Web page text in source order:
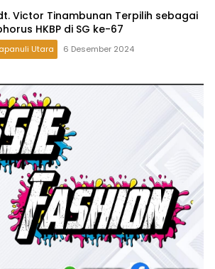
Victor Tinambunan Terpilih sebagai
HKBP di SG ke-67
Utara 6 Desember 2024